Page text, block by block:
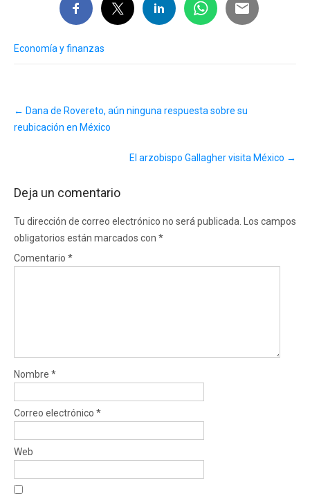
Economía y finanzas
navigation
← Dana de Rovereto, aún ninguna respuesta sobre su
reubicación en México
El arzobispo Gallagher visita México →
Deja un comentario
Tu dirección de correo electrónico no será publicada.
Los campos
obligatorios están marcados con *
Comentario *
Nombre *
Correo electrónico *
Web